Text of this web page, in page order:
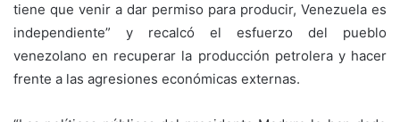
tiene que venir a dar permiso para producir, Venezuela es
independiente” y recalcó el esfuerzo del pueblo
venezolano en recuperar la producción petrolera y hacer
frente a las agresiones económicas externas.